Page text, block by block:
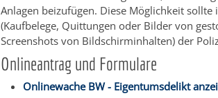
Anlagen beizufügen. Diese Möglichkeit
(Kaufbelege, Quittungen oder Bilder von
Screenshots von Bildschirminhalten) der
Onlineantrag und Formulare
Onlinewache BW - Eigentumsdelikt